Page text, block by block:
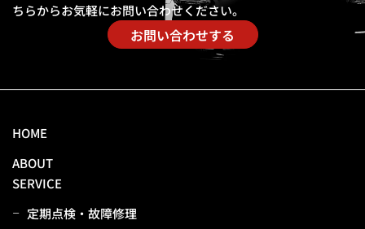
ちらからお気軽にお問い合わせください。
お問い合わせする
HOME
ABOUT
SERVICE
定期点検・故障修理